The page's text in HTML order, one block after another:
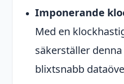
Imponerande
Med en
säkerställer
blixtsnabb